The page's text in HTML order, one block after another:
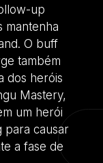
up
mantenha
O buff
também
dos heróis
Mastery,
um herói
para causar
a fase de